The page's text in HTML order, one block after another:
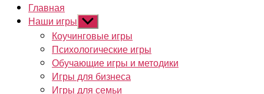
Главная
Наши игры Показывать
подменю
Коучинговые игры
Психологические игры
Обучающие игры и методики
Игры для бизнеса
Игры для семьи